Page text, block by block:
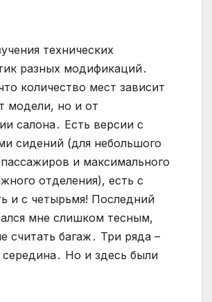
технических
разных модификаций․
количество мест зависит
модели, но и от
салона․ Есть версии с
сидений (для небольшого
и максимального
отделения), есть с
и с четырьмя! Последний
мне слишком тесным,
считать багаж․ Три ряда –
середина․ Но и здесь были